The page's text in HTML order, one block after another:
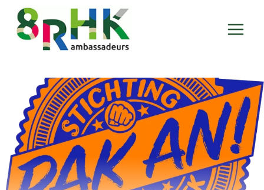
Doorgaan
naar
inhoud